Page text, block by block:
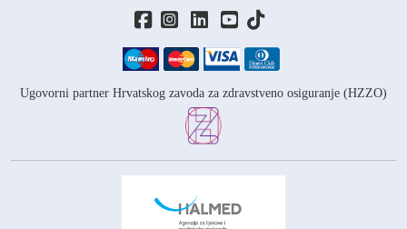
Ugovorni partner Hrvatskog zavoda za zdravstveno osiguranje (HZZO)